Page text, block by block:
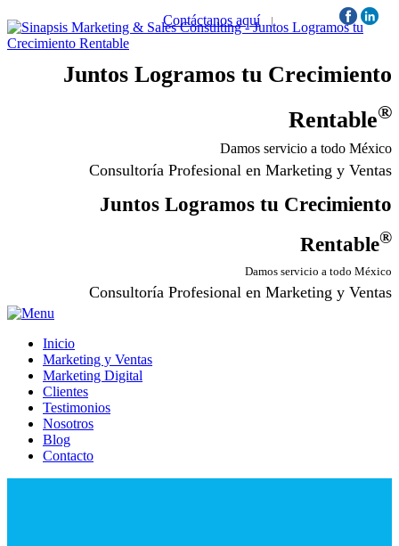
Contáctanos aquí | Síguenos:
Juntos Logramos tu Crecimiento
Rentable®
Damos servicio a todo México
Consultoría Profesional en Marketing y Ventas
Juntos Logramos tu Crecimiento
Rentable®
Damos servicio a todo México
Consultoría Profesional en Marketing y Ventas
Inicio
Marketing y Ventas
Marketing Digital
Clientes
Testimonios
Nosotros
Blog
Contacto